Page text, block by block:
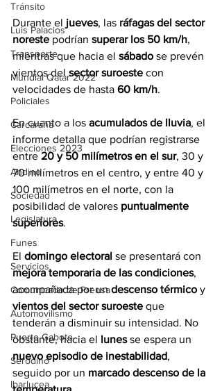
Tránsito
Luis Palacios
Transporte
Mundial Qatar 2022
Policiales
Carcarañá
Elecciones 2023
Andino
Sociedad
Legislatura
Funes
Servicios
Comunicado de Prensa
Automovilismo
Puerto Gaboto
Serodino
Ibarlucea
Durante el jueves, las ráfagas del sector
noreste podrían superar los 50 km/h,
mientras que hacia el sábado se prevén
vientos del sector suroeste con
velocidades de hasta 60 km/h.
En cuanto a los acumulados de lluvia, el
informe detalla que podrían registrarse
entre 20 y 50 milímetros en el sur, 30 y
70 milímetros en el centro, y entre 40 y
100 milímetros en el norte, con la
posibilidad de valores puntualmente
superiores.
El domingo electoral se presentará con
mejora temporaria de las condiciones,
acompañada por un descenso térmico y
vientos del sector suroeste que
tenderán a disminuir su intensidad. No
obstante, hacia el lunes se espera un
nuevo episodio de inestabilidad,
seguido por un marcado descenso de la